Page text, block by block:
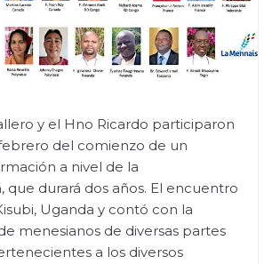
y el Hno Ricardo participaron
del comienzo de un
a nivel de la
que durará dos años. El encuentro
Uganda y contó con la
menesianos de diversas partes
a los diversos